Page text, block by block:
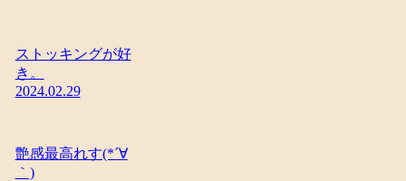
ストッキングが好
き。
2024.02.29
艶感最高れす(*´∀
｀)